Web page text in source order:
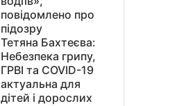
повідомлено про
підозру
Тетяна Бахтеєва:
Небезпека грипу,
ГРВІ та COVID-19
актуальна для
дітей і дорослих